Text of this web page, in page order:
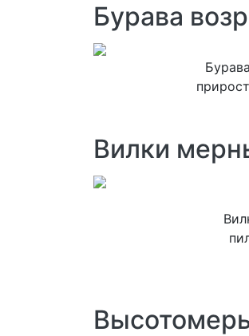
Бурава
Вилки